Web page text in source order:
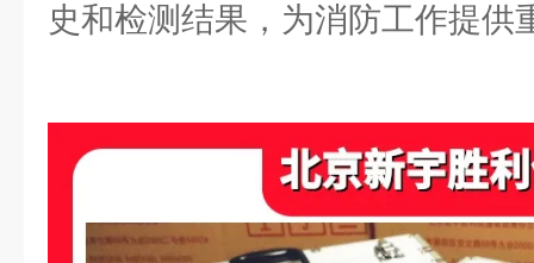
史和检测结果，为消防工作提供